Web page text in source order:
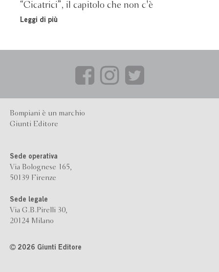
“Cicatrici”, il capitolo che non c'è
Leggi di più
Bompiani è un marchio
Giunti Editore
Sede operativa
Via Bolognese 165,
50139 Firenze
Sede legale
Via G.B.Pirelli 30,
20124 Milano
2026 Giunti Editore